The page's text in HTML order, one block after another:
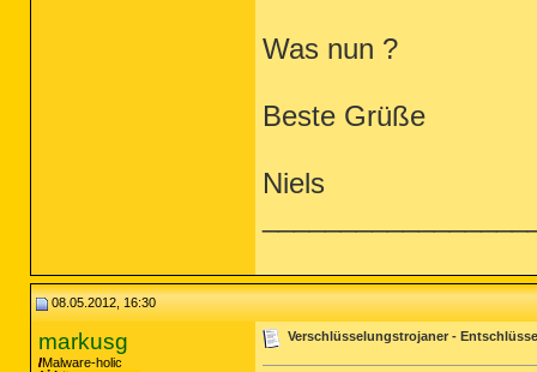
Was nun ?
Beste Grüße
Niels
08.05.2012, 16:30
markusg
Malware-holic
Verschlüsselungstrojaner -